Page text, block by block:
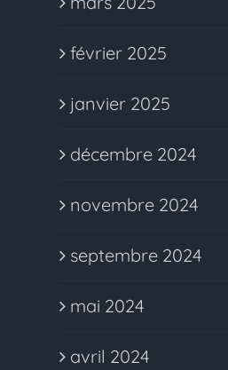
février 2025
janvier 2025
décembre 2024
novembre 2024
septembre 2024
mai 2024
avril 2024